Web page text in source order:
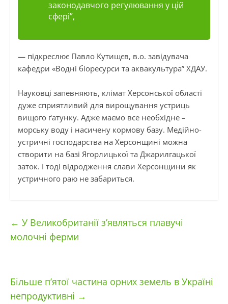
законодавчого регулювання у цій
сфері”,
— підкреслює Павло Кутищєв, в.о. завідувача
кафедри «Водні біоресурси та аквакультура” ХДАУ.
Науковці запевняють, клімат Херсонської області
дуже сприятливий для вирощування устриць
вищого ґатунку. Адже маємо все необхідне –
морську воду і насичену кормову базу. Медійно-
устричні господарства на Херсонщині можна
створити на базі Ягорлицької та Джарилгацької
заток. І тоді відродження слави Херсонщини як
устричного раю не забариться.
← У Великобританії з’являться плавучі
молочні ферми
Більше п’ятої частина орних земель в Україні
непродуктивні →